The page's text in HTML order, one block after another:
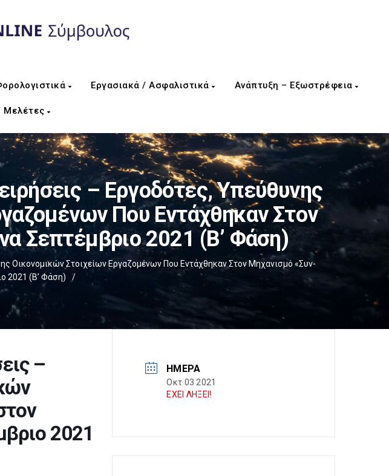
Εργασιακά / Ασφαλιστικά Ανάπτυξη – Εξωστρέφεια
Μελέτες
– Εργοδότες, Υπεύθυνης
Που Εντάχθηκαν Στον
Σεπτέμβριο 2021 (Β’ Φάση)
Οικονομικών Στοιχείων Εργαζομένων Που Εντάχθηκαν Στον Μηχανισμό «Συν-
2021 (Β’ Φάση)
/
–
2021
ΗΜΈΡΑ
Οκτ 03 2021
ΕΧΕΙ ΛΗΞΕΙ!